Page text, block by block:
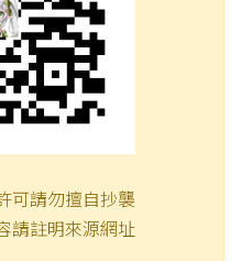
請註明來源網址
17 12:00:06
28 11:10:39